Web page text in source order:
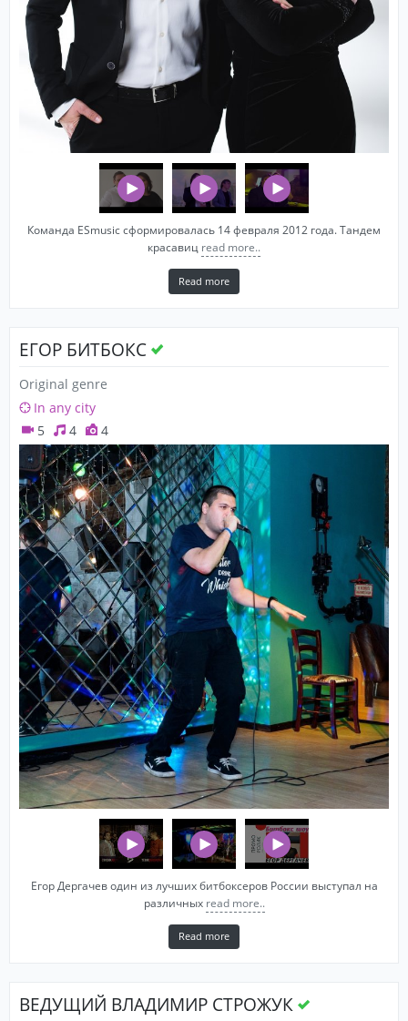
Команда ESmusic сформировалась 14 февраля 2012 года. Тандем
красавиц read more..
Read more
ЕГОР БИТБОКС
Original genre
In any city
5
4 4
Егор Дергачев один из лучших битбоксеров России выступал на
различных read more..
Read more
ВЕДУЩИЙ ВЛАДИМИР СТРОЖУК